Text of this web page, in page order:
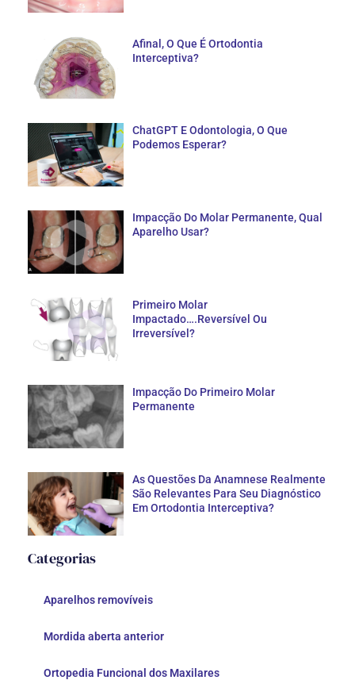
Afinal, O Que É Ortodontia
Interceptiva?
ChatGPT E Odontologia, O Que
Podemos Esperar?
Impacção Do Molar Permanente, Qual
Aparelho Usar?
Primeiro Molar
Impactado….Reversível Ou
Irreversível?
Impacção Do Primeiro Molar
Permanente
As Questões Da Anamnese Realmente
São Relevantes Para Seu Diagnóstico
Em Ortodontia Interceptiva?
Categorias
Aparelhos removíveis
Mordida aberta anterior
Ortopedia Funcional dos Maxilares